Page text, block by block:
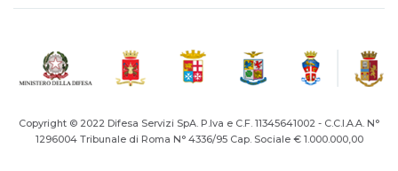
Copyright © 2022 Difesa Servizi SpA. P.Iva e C.F. 11345641002 - C.C.I.A.A. N°
1296004Tribunale di Roma N° 4336/95 Cap. Sociale € 1.000.000,00